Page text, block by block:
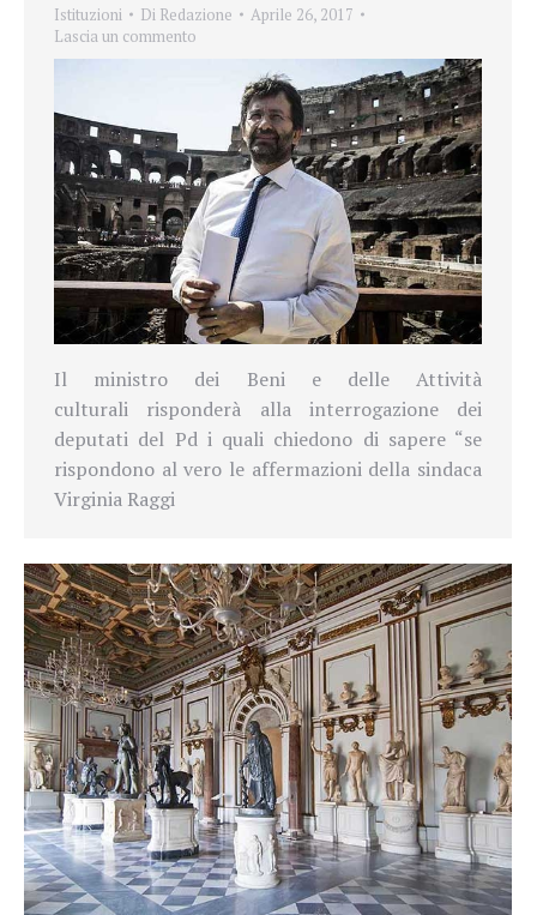
Istituzioni Di Redazione
Aprile 26, 2017
Lascia un commento
Il ministro dei Beni e delle Attività
culturali risponderà alla interrogazione dei
deputati del Pd i quali chiedono di sapere “se
rispondono al vero le affermazioni della sindaca
Virginia Raggi